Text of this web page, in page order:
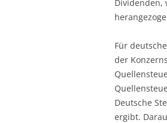
Dividenden,
Für
der
Deutsche
ergibt.